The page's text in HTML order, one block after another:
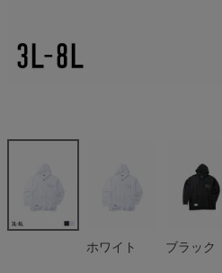
ホワイト ブラック